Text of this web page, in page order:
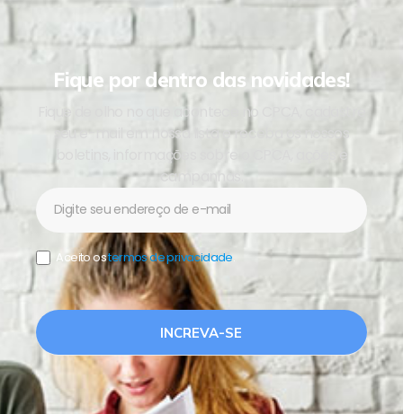
Fique por dentro das novidades!
Fique de olho no que acontece no CPCA, cadastre
seu e-mail em nossa lista e receba os nossos
boletins, informações sobre o CPCA, ações e
campanhas.
Aceito ostermos de privacidade.
INCREVA-SE